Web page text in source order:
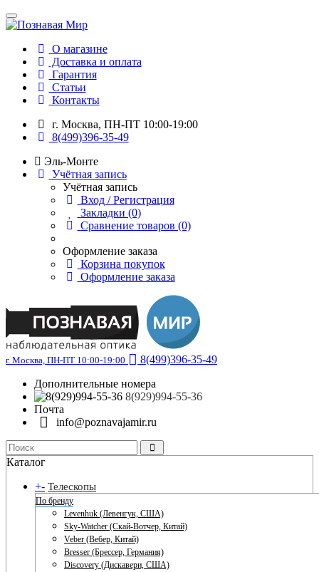
О магазине
Доставка и оплата
Гарантия
Статьи
Контакты
г. Москва, ПН-ПТ 10:00-19:00
8(499)396-35-49
Эль-Монте
Учётная запись
Учётная запись
Вход / Регистрация
Закладки (0)
Сравнение товаров (0)
Оформление заказа
Корзина покупок
Оформление заказа
г. Москва, ПН-ПТ 10:00-19:00
8(499)396-35-49
Дополнительные номера
8(929)994-55-36
Почта
info@poznavajamir.ru
Каталог
+- Телескопы
По бренду
Levenhuk (Левенгук, США)
Sky-Watcher (Скай-Вотчер, Китай)
Veber (Вебер, Китай)
Bresser (Брессер, Германия)
Discovery (Дискавери, США)